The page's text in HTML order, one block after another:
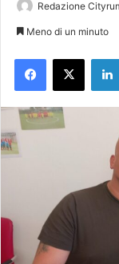
Redazione
Meno di un minuto